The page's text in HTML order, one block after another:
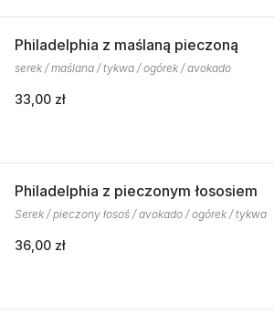
Philadelphia z maślaną pieczoną
serek / maślana / tykwa / ogórek / avokado
33,00 zł
Philadelphia z pieczonym łososiem
Serek / pieczony łosoś / avokado / ogórek / tykwa
36,00 zł